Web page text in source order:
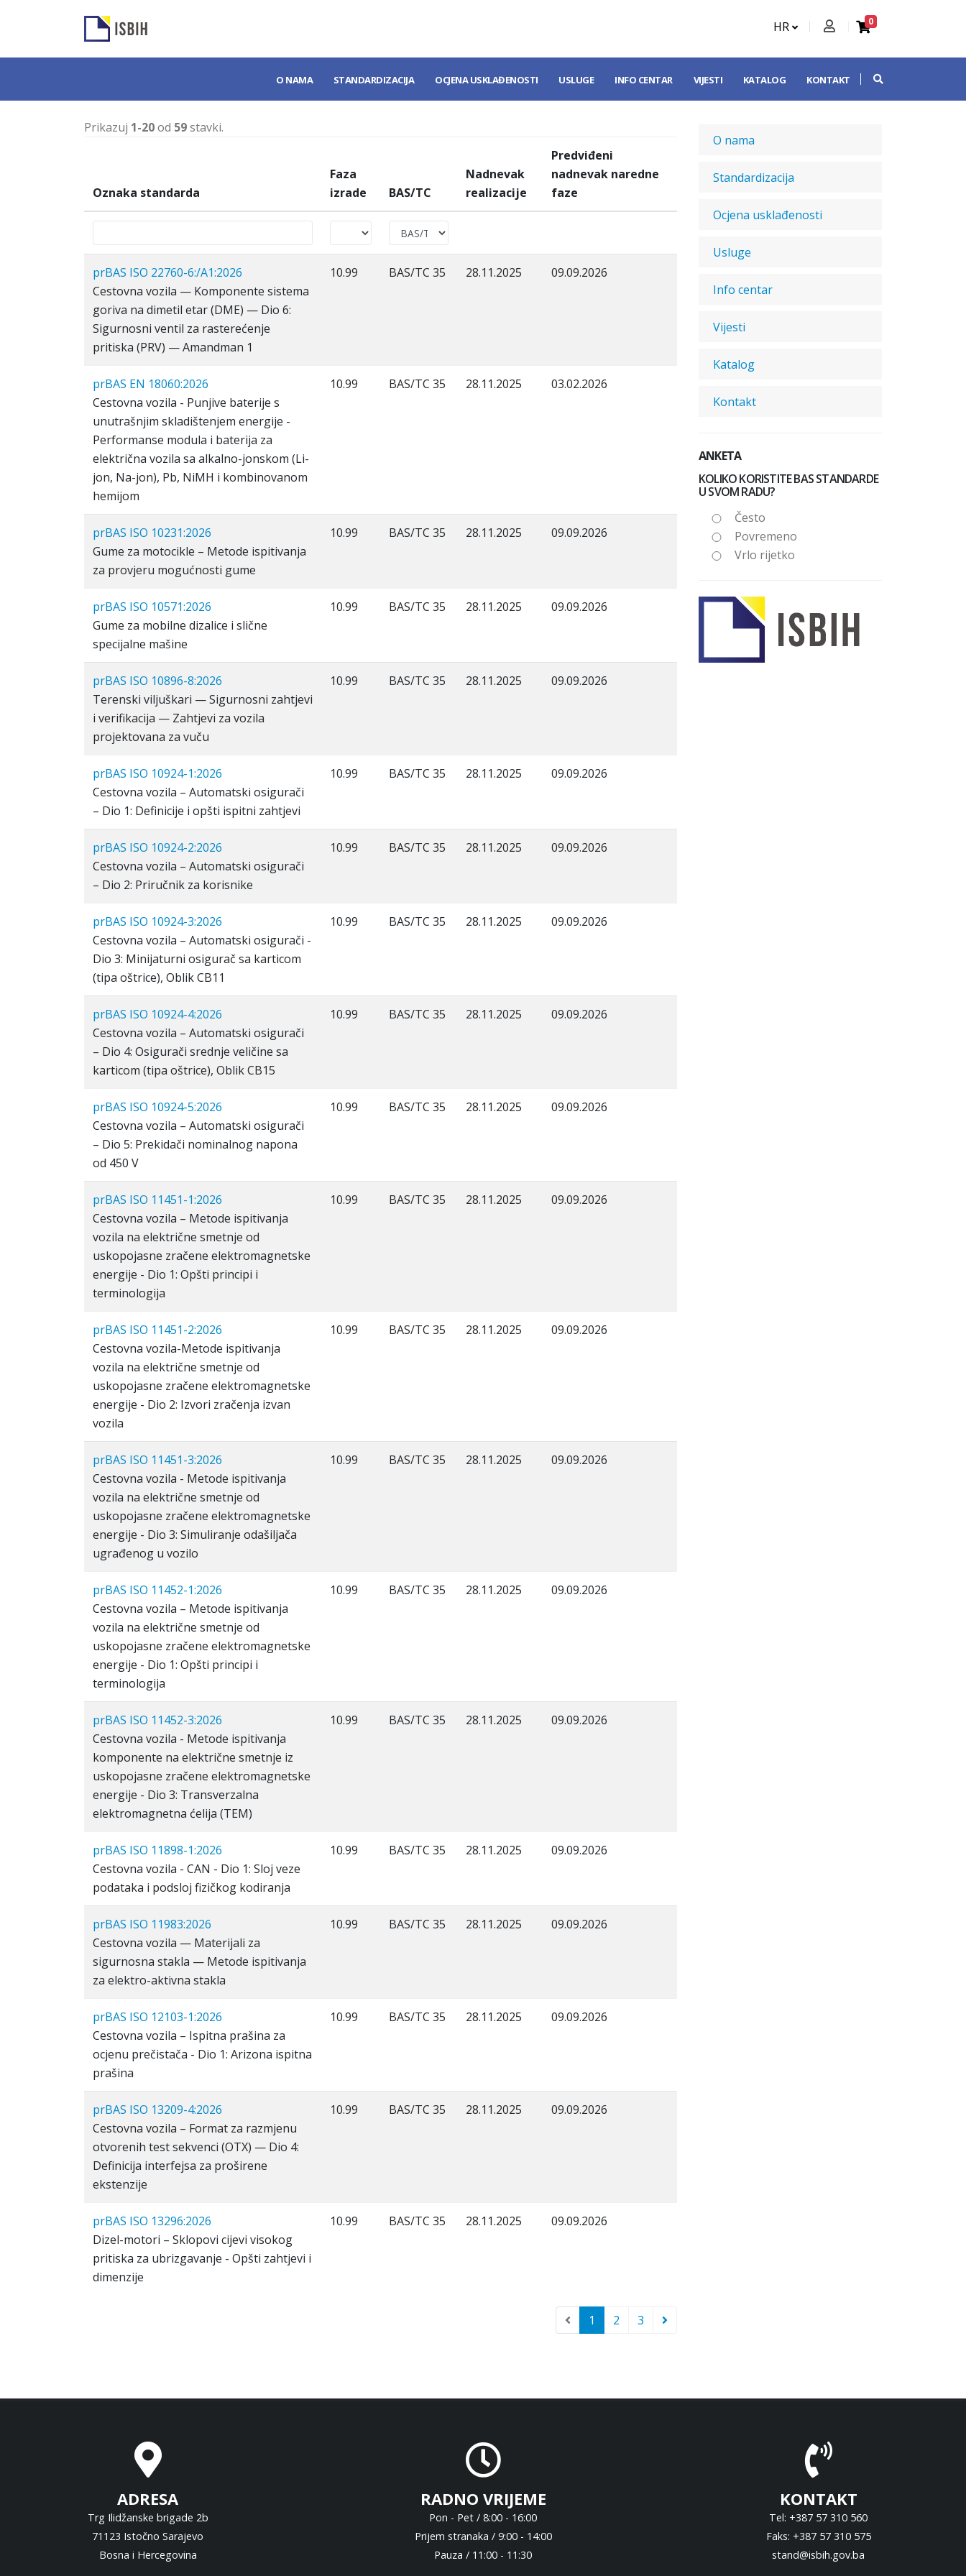
HR 0
O NAMA STANDARDIZACIJA OCJENA USKLAĐENOSTI USLUGE INFO CENTAR VIJESTI KATALOG KONTAKT
Prikazuj 1-20od 59stavki.
Oznaka standarda
Faza
izrade
BAS/TC
Nadnevak
realizacije
Predviđeni
nadnevak naredne
faze
prBAS ISO 22760-6:/A1:2026
Cestovna vozila — Komponente sistema
goriva na dimetil etar (DME) — Dio 6:
Sigurnosni ventil za rasterećenje
pritiska (PRV) — Amandman 1
10.99 BAS/TC 35 28.11.2025 09.09.2026
prBAS EN 18060:2026
Cestovna vozila - Punjive baterije s
unutrašnjim skladištenjem energije -
Performanse modula i baterija za
električna vozila sa alkalno-jonskom (Li-
jon, Na-jon), Pb, NiMH i kombinovanom
hemijom
10.99 BAS/TC 35 28.11.2025 03.02.2026
prBAS ISO 10231:2026
Gume za motocikle – Metode ispitivanja
za provjeru mogućnosti gume
10.99 BAS/TC 35 28.11.2025 09.09.2026
prBAS ISO 10571:2026
Gume za mobilne dizalice i slične
specijalne mašine
10.99 BAS/TC 35 28.11.2025 09.09.2026
prBAS ISO 10896-8:2026
Terenski viljuškari — Sigurnosni zahtjevi
i verifikacija — Zahtjevi za vozila
projektovana za vuču
10.99 BAS/TC 35 28.11.2025 09.09.2026
prBAS ISO 10924-1:2026
Cestovna vozila – Automatski osigurači
– Dio 1: Definicije i opšti ispitni zahtjevi
10.99 BAS/TC 35 28.11.2025 09.09.2026
prBAS ISO 10924-2:2026
Cestovna vozila – Automatski osigurači
– Dio 2: Priručnik za korisnike
10.99 BAS/TC 35 28.11.2025 09.09.2026
prBAS ISO 10924-3:2026
Cestovna vozila – Automatski osigurači -
Dio 3: Minijaturni osigurač sa karticom
(tipa oštrice), Oblik CB11
10.99 BAS/TC 35 28.11.2025 09.09.2026
prBAS ISO 10924-4:2026
Cestovna vozila – Automatski osigurači
– Dio 4: Osigurači srednje veličine sa
karticom (tipa oštrice), Oblik CB15
10.99 BAS/TC 35 28.11.2025 09.09.2026
prBAS ISO 10924-5:2026
Cestovna vozila – Automatski osigurači
– Dio 5: Prekidači nominalnog napona
od 450 V
10.99 BAS/TC 35 28.11.2025 09.09.2026
prBAS ISO 11451-1:2026
Cestovna vozila – Metode ispitivanja
vozila na električne smetnje od
uskopojasne zračene elektromagnetske
energije - Dio 1: Opšti principi i
terminologija
10.99 BAS/TC 35 28.11.2025 09.09.2026
prBAS ISO 11451-2:2026
Cestovna vozila-Metode ispitivanja
vozila na električne smetnje od
uskopojasne zračene elektromagnetske
energije - Dio 2: Izvori zračenja izvan
vozila
10.99 BAS/TC 35 28.11.2025 09.09.2026
prBAS ISO 11451-3:2026
Cestovna vozila - Metode ispitivanja
vozila na električne smetnje od
uskopojasne zračene elektromagnetske
energije - Dio 3: Simuliranje odašiljača
ugrađenog u vozilo
10.99 BAS/TC 35 28.11.2025 09.09.2026
prBAS ISO 11452-1:2026
Cestovna vozila – Metode ispitivanja
vozila na električne smetnje od
uskopojasne zračene elektromagnetske
energije - Dio 1: Opšti principi i
terminologija
10.99 BAS/TC 35 28.11.2025 09.09.2026
prBAS ISO 11452-3:2026
Cestovna vozila - Metode ispitivanja
komponente na električne smetnje iz
uskopojasne zračene elektromagnetske
energije - Dio 3: Transverzalna
elektromagnetna ćelija (TEM)
10.99 BAS/TC 35 28.11.2025 09.09.2026
prBAS ISO 11898-1:2026
Cestovna vozila - CAN - Dio 1: Sloj veze
podataka i podsloj fizičkog kodiranja
10.99 BAS/TC 35 28.11.2025 09.09.2026
prBAS ISO 11983:2026
Cestovna vozila — Materijali za
sigurnosna stakla — Metode ispitivanja
za elektro-aktivna stakla
10.99 BAS/TC 35 28.11.2025 09.09.2026
prBAS ISO 12103-1:2026
Cestovna vozila – Ispitna prašina za
ocjenu prečistača - Dio 1: Arizona ispitna
prašina
10.99 BAS/TC 35 28.11.2025 09.09.2026
prBAS ISO 13209-4:2026
Cestovna vozila – Format za razmjenu
otvorenih test sekvenci (OTX) — Dio 4:
Definicija interfejsa za proširene
ekstenzije
10.99 BAS/TC 35 28.11.2025 09.09.2026
prBAS ISO 13296:2026
Dizel-motori – Sklopovi cijevi visokog
pritiska za ubrizgavanje - Opšti zahtjevi i
dimenzije
10.99 BAS/TC 35 28.11.2025 09.09.2026
1 2 3
O nama
Standardizacija
Ocjena usklađenosti
Usluge
Info centar
Vijesti
Katalog
Kontakt
ANKETA
KOLIKO KORISTITE BAS STANDARDE
U SVOM RADU?
Često
Povremeno
Vrlo rijetko
ADRESA
Trg Ilidžanske brigade 2b
71123 Istočno Sarajevo
Bosna i Hercegovina
RADNO VRIJEME
Pon - Pet / 8:00 - 16:00
Prijem stranaka / 9:00 - 14:00
Pauza / 11:00 - 11:30
KONTAKT
Tel: +387 57 310 560
Faks: +387 57 310 575
stand@isbih.gov.ba